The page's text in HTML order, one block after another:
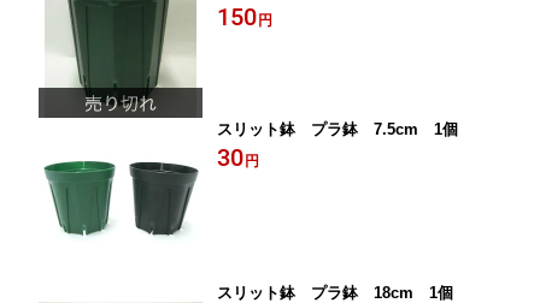
150 円
スリット鉢 プラ鉢 7.5cm 1個
30 円
スリット鉢 プラ鉢 18cm 1個